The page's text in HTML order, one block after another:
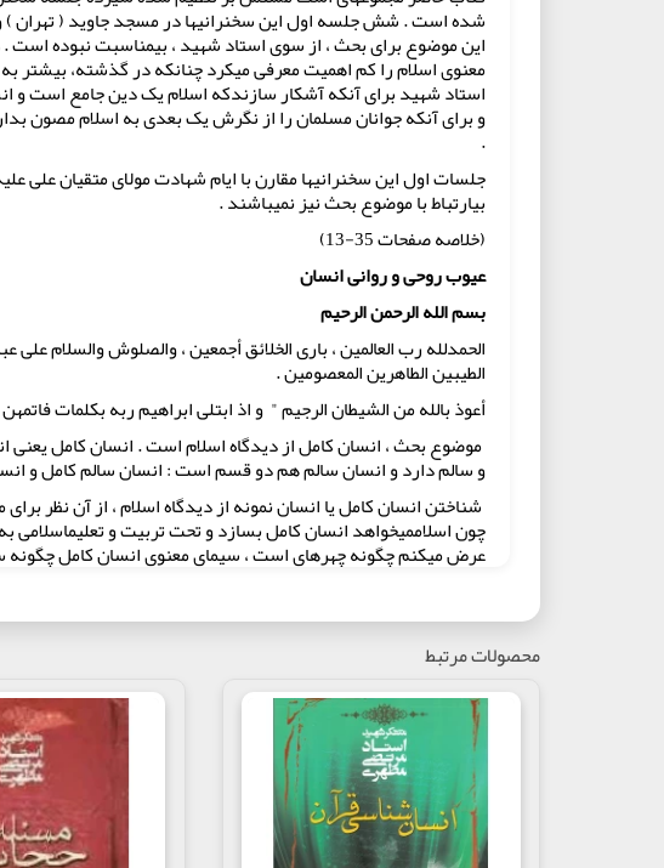
شده است . شش جلسه اول این سخنرانیها در مسجد جاوید ( تهران )
این موضوع برای‏ بحث ، از سوی استاد شهید ، بی‏مناسبت نبوده است .
معنوی اسلام را کم اهمیت معرفی می‏کرد چنانکه در گذشته،
استاد شهید برای آنکه آشکار سازندکه اسلام یک دین جامع است و
و برای آنکه جوانان مسلمان را از نگرش یک بعدی به اسلام مصون
.
جلسات اول این سخنرانیها مقارن با ایام شهادت مولای متقیان
بی‏ارتباط با موضوع بحث نیز نمی‏باشند .
(خلاصه صفحات 35-13)
عیوب روحی و روانی انسان
بسم الله الرحمن الرحیم
الحمدلله رب العالمین ، باری الخلائق أجمعین ، والصلوش والسلام
الطیبین الطاهرین المعصومین .
أعوذ بالله من الشیطان الرجیم " و اذ ابتلی ابراهیم ربه بکلمات
موضوع بحث ، انسان کامل از دیدگاه اسلام است . انسان کامل یعنی
و سالم دارد و انسان سالم هم دو قسم‏ است : انسان سالم کامل و
شناختن انسان کامل یا انسان نمونه از دیدگاه اسلام ، از آن
چون اسلاممی‏خواهد انسان کامل بسازد و تحت تربیت و تعلیم‏اسلامی
عرض می‏کنم چگونه چهره‏ای است‏ ، سیمای معنوی انسان کامل چگونه
ما " انسان کامل " اسلام را نشناسیم ، قطعا نمی‏توانیم یک مسلمان
راههای شناخت انسان کامل از نظر اسلام
شناخت انسان کامل از نظر اسلام دو راه دارد : یک راه این است
تعبیر " مسلمان کامل " و " مؤمن کامل " است چگونه توصیف
" یعنی انسانی که در پرتو ایمان به کمال رسیده است . باید
قضا در این زمینه ، چه در قرآن و چه در سنت بیانات زیادی آمده
راه دوم شناخت انسان کامل ، از راه بیانها نیست که ببینیم در
قرآن می‏خواهد ، ساخته شده‏اند و وجود عینی انسانهای کامل
نکرده باشد ، انسان کامل ، هم در حد اعلا و هم در درجات پائینتر ،در
خود پیغمبر اکرم ( ص ) نمونه انسان کامل اسلام است . علی (
محصولات مرتبط